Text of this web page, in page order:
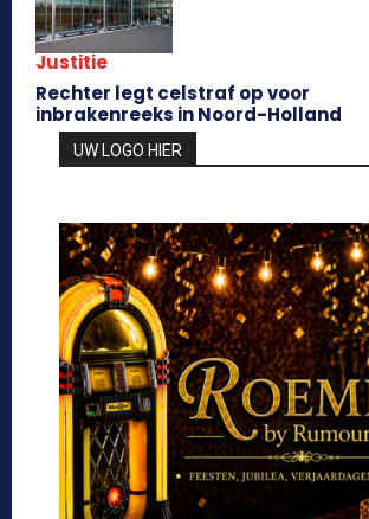
Justitie
Rechter legt celstraf op voor
inbrakenreeks in Noord-Holland
UW LOGO HIER